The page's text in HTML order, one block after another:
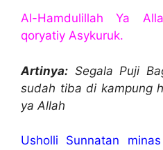
Al-Hamdulillah Ya
qoryatiy Asykuruk.
Artinya: Segala Puji
sudah tiba di kampung
ya Allah
Usholli Sunnatan